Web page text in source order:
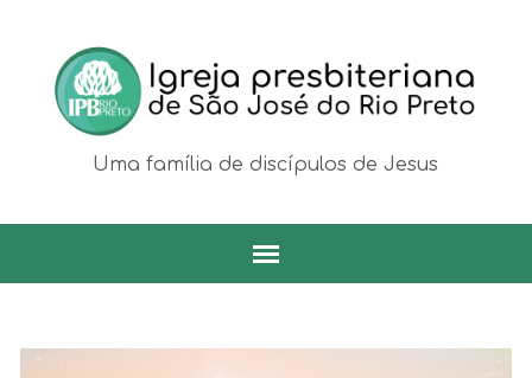
Uma família de discípulos de Jesus